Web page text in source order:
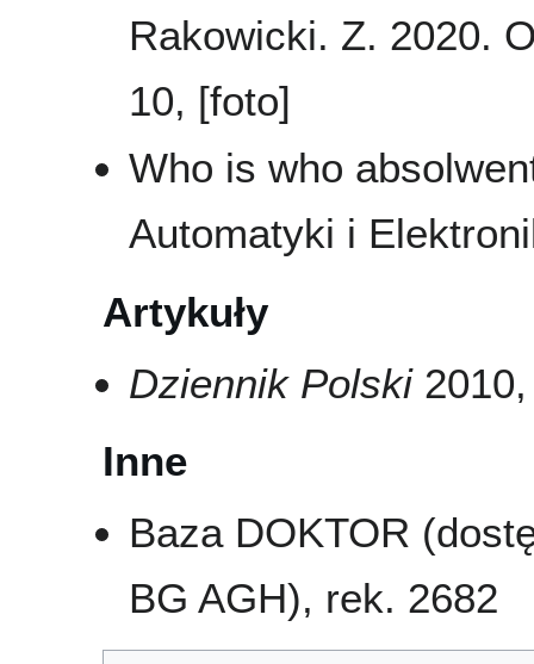
Rakowicki. Z. 2020.
10, [foto]
Who is who
Automatyki i
Artykuły
Dziennik Polski2010,
Inne
Baza DOKTOR
BG AGH), rek. 2682